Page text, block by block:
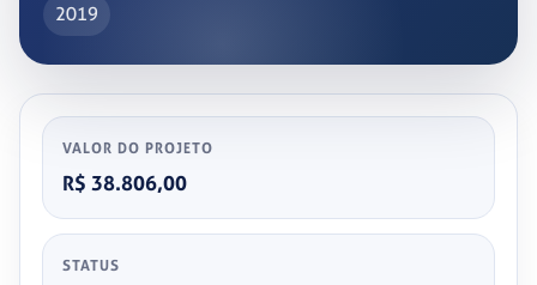
2019
VALOR DO PROJETO
R$ 38.806,00
STATUS